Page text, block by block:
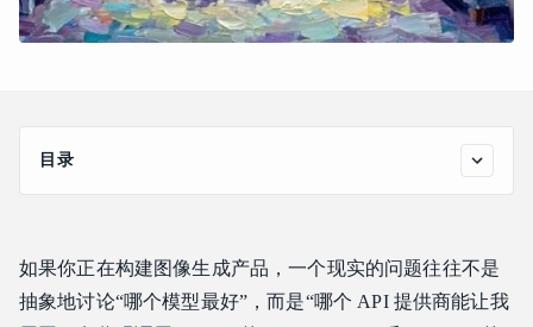
目录
“最佳服务商”对于图像 API 意味着什么
Atlas Cloud 在图像生成领域的对比
开发集成与企业级可靠性
如果你正在构建图像生成产品，一个现实的问题往往不是
抽象地讨论“哪个模型最好”，而是“哪个 API 提供商能让我